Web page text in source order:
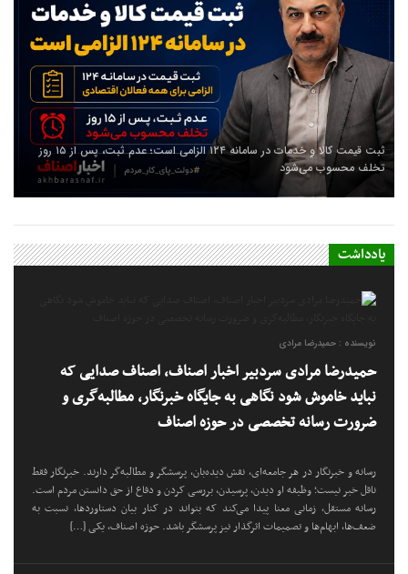
ثبت قیمت کالا و خدمات در سامانه ۱۲۴ الزامی است؛ عدم ثبت، پس از ۱۵ روز
تخلف محسوب می‌شود
یادداشت
نویسنده : حمیدرضا مرادی
حمیدرضا مرادی سردبیر اخبار اصناف، اصناف صدایی که
نباید خاموش شود نگاهی به جایگاه خبرنگار، مطالبه‌گری و
ضرورت رسانه تخصصی در حوزه اصناف
رسانه و خبرنگار در هر جامعه‌ای، نقش دیده‌بان، پرسشگر و مطالبه‌گر دارند. خبرنگار فقط
ناقل خبر نیست؛ وظیفه او دیدن، پرسیدن، بررسی کردن و دفاع از حق دانستن مردم است.
رسانه مستقل، زمانی معنا پیدا می‌کند که بتواند در کنار بیان دستاوردها، نسبت به
ضعف‌ها، ابهام‌ها و تصمیمات اثرگذار نیز پرسشگر باشد. حوزه اصناف، یکی […]